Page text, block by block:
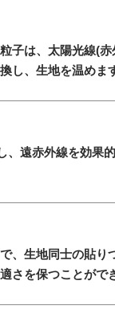
子は、太陽光線(
し、生地を温めま
、遠赤外線を効果
、生地同士の貼り
さを保つことがで